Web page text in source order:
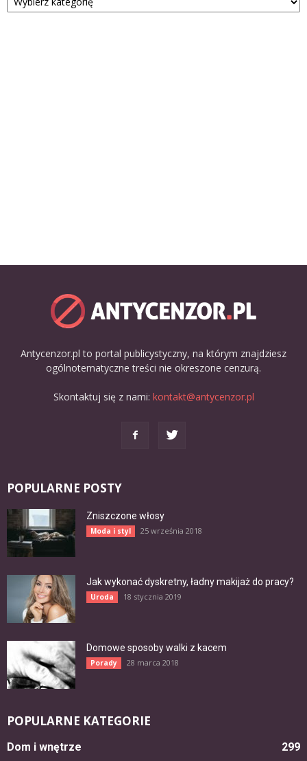
Antycenzor.pl to portal publicystyczny, na którym znajdziesz
ogólnotematyczne treści nie okreszone cenzurą.
Skontaktuj się z nami: kontakt@antycenzor.pl
POPULARNE POSTY
Zniszczone włosy
Moda i styl 25 września 2018
Jak wykonać dyskretny, ładny makijaż do pracy?
Uroda 18 stycznia 2019
Domowe sposoby walki z kacem
Porady 28 marca 2018
POPULARNE KATEGORIE
Dom i wnętrze
299